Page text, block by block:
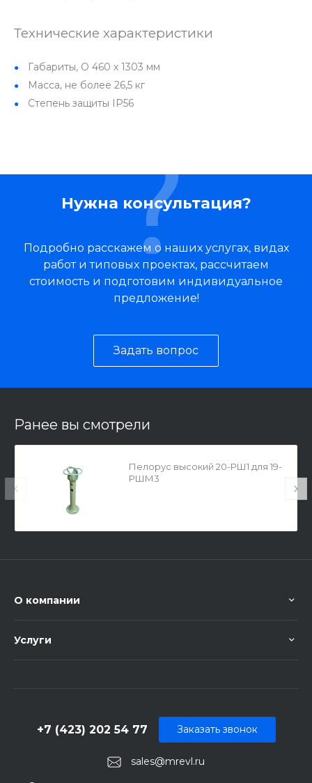
Технические характеристики
Габариты, O 460 х 1303 мм
Масса, не более 26,5 кг
Степень защиты IP56
Нужна консультация?
Подробно расскажем о наших услугах, видах
работ и типовых проектах, рассчитаем
стоимость и подготовим индивидуальное
предложение!
Задать вопрос
Ранее вы смотрели
Пелорус высокий 20-РШ1 для 19-
РШМ3
О компании
Услуги
sales@mrevl.ru
+7 (423) 202 54 77 Заказать звонок